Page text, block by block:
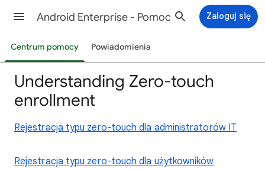
Android Enterprise - Pomoc Zaloguj się
Centrum pomocy Powiadomienia
Understanding Zero-touch
enrollment
Rejestracja typu zero-touch dla administratorów IT
Rejestracja typu zero-touch dla użytkowników